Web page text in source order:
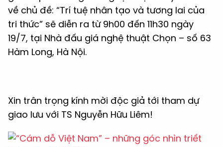
về chủ đề: “Trí tuệ nhân tạo và tương lai của
tri thức” sẽ diễn ra từ 9h00 đến 11h30 ngày
19/7, tại Nhà đấu giá nghệ thuật Chọn – số 63
Hàm Long, Hà Nội.
Xin trân trọng kính mời độc giả tới tham dự
giao lưu với TS Nguyễn Hữu Liêm!